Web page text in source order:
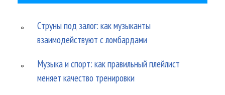
Струны под залог: как музыканты
взаимодействуют с ломбардами
Музыка и спорт: как правильный плейлист
меняет качество тренировки